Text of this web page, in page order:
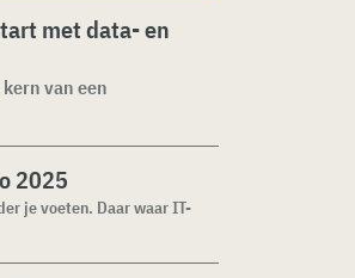
met data- en
van een
2025
je voeten. Daar waar IT-